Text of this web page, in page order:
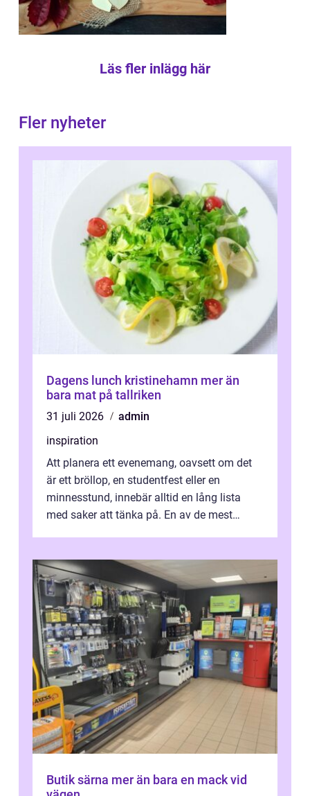
Läs fler inlägg här
Fler nyheter
Dagens lunch kristinehamn mer än
bara mat på tallriken
31 juli 2026
admin
inspiration
Att planera ett evenemang, oavsett om det
är ett bröllop, en studentfest eller en
minnesstund, innebär alltid en lång lista
med saker att tänka på. En av de mest
Butik särna mer än bara en mack vid